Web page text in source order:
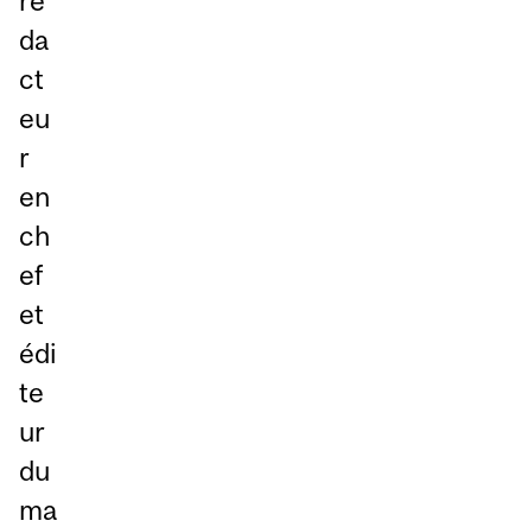
da
ct
eu
r
en
ch
ef
et
édi
te
ur
du
ma